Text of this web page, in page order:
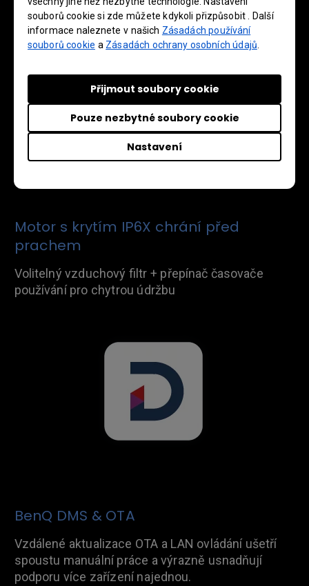
souborů cookie si zde můžete kdykoli přizpůsobit . Další
informace naleznete v našich Zásadách používání
souborů cookie a Zásadách ochrany osobních údajů
Nastavení
Pouze nezbytné soubory cookie
Přijmout soubory cookie
Motor s krytím IP6X chrání před
prachem
Volitelný vzduchový filtr + přepínač časovače
používání pro chytrou údržbu
BenQ DMS & OTA
Vzdálené aktualizace OTA a LAN ovládání ušetří
spoustu manuální práce a výrazně usnadňují
podporu více zařízení najednou.